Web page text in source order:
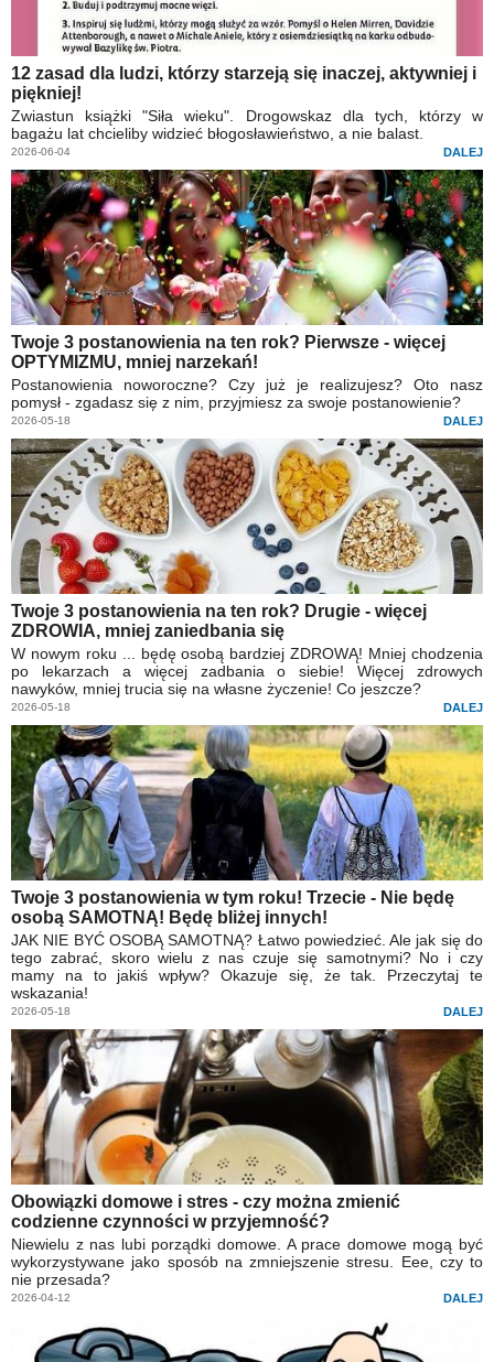
12 zasad dla ludzi, którzy starzeją się inaczej, aktywniej i
piękniej!
Zwiastun książki "Siła wieku". Drogowskaz dla tych, którzy w
bagażu lat chcieliby widzieć błogosławieństwo, a nie balast.
2026-06-04 DALEJ
Twoje 3 postanowienia na ten rok? Pierwsze - więcej
OPTYMIZMU, mniej narzekań!
Postanowienia noworoczne? Czy już je realizujesz? Oto nasz
pomysł - zgadasz się z nim, przyjmiesz za swoje postanowienie?
2026-05-18 DALEJ
Twoje 3 postanowienia na ten rok? Drugie - więcej
ZDROWIA, mniej zaniedbania się
W nowym roku ... będę osobą bardziej ZDROWĄ! Mniej chodzenia
po lekarzach a więcej zadbania o siebie! Więcej zdrowych
nawyków, mniej trucia się na własne życzenie! Co jeszcze?
2026-05-18 DALEJ
Twoje 3 postanowienia w tym roku! Trzecie - Nie będę
osobą SAMOTNĄ! Będę bliżej innych!
JAK NIE BYĆ OSOBĄ SAMOTNĄ? Łatwo powiedzieć. Ale jak się do
tego zabrać, skoro wielu z nas czuje się samotnymi? No i czy
mamy na to jakiś wpływ? Okazuje się, że tak. Przeczytaj te
wskazania!
2026-05-18 DALEJ
Obowiązki domowe i stres - czy można zmienić
codzienne czynności w przyjemność?
Niewielu z nas lubi porządki domowe. A prace domowe mogą być
wykorzystywane jako sposób na zmniejszenie stresu. Eee, czy to
nie przesada?
2026-04-12 DALEJ